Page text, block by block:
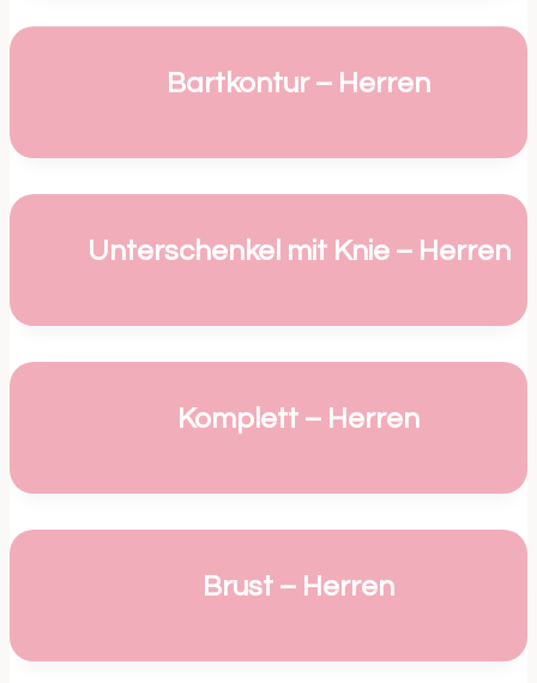
Bartkontur – Herren
Unterschenkel mit Knie – Herren
Komplett – Herren
Brust – Herren